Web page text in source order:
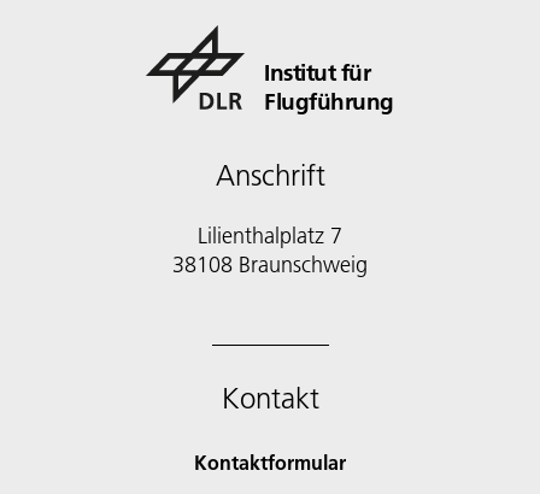
Institut für
Flugführung
Anschrift
Lilienthalplatz 7
38108 Braunschweig
Kontakt
Kontaktformular